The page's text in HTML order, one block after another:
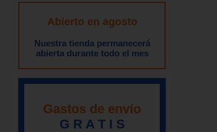
Abierto en agosto
Nuestra tienda permanecerá
abierta durante todo el mes
Gastos de envío
G R A T I S